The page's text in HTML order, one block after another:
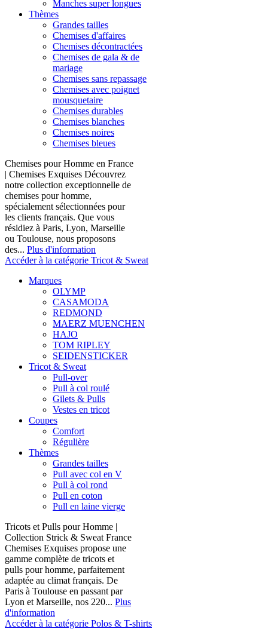
Manches super longues
Thèmes
Grandes tailles
Chemises d'affaires
Chemises décontractées
Chemises de gala & de
mariage
Chemises sans repassage
Chemises avec poignet
mousquetaire
Chemises durables
Chemises blanches
Chemises noires
Chemises bleues
Chemises pour Homme en France
| Chemises Exquises Découvrez
notre collection exceptionnelle de
chemises pour homme,
spécialement sélectionnées pour
les clients français. Que vous
résidiez à Paris, Lyon, Marseille
ou Toulouse, nous proposons
des... Plus d'information
Accéder à la catégorie Tricot & Sweat
Marques
OLYMP
CASAMODA
REDMOND
MAERZ MUENCHEN
HAJO
TOM RIPLEY
SEIDENSTICKER
Tricot & Sweat
Pull-over
Pull à col roulé
Gilets & Pulls
Vestes en tricot
Coupes
Comfort
Régulière
Thèmes
Grandes tailles
Pull avec col en V
Pull à col rond
Pull en coton
Pull en laine vierge
Tricots et Pulls pour Homme |
Collection Strick & Sweat France
Chemises Exquises propose une
gamme complète de tricots et
pulls pour homme, parfaitement
adaptée au climat français. De
Paris à Toulouse en passant par
Lyon et Marseille, nos 220... Plus
d'information
Accéder à la catégorie Polos & T-shirts